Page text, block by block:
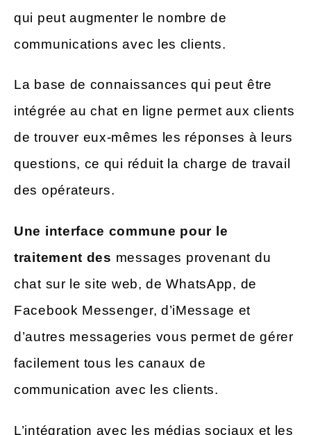
qui peut augmenter le nombre de
communications avec les clients.
La base de connaissances qui peut être
intégrée au chat en ligne permet aux clients
de trouver eux-mêmes les réponses à leurs
questions, ce qui réduit la charge de travail
des opérateurs.
Une interface commune pour le
traitement des messages provenant du
chat sur le site web, de WhatsApp, de
Facebook Messenger, d’iMessage et
d’autres messageries vous permet de gérer
facilement tous les canaux de
communication avec les clients.
L’intégration avec les médias sociaux et les